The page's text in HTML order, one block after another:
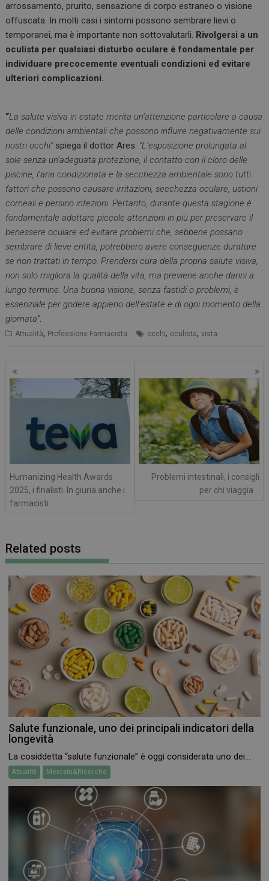
arrossamento, prurito, sensazione di corpo estraneo o visione
offuscata. In molti casi i sintomi possono sembrare lievi o
temporanei, ma è importante non sottovalutarli. Rivolgersi a un
oculista per qualsiasi disturbo oculare è fondamentale per
individuare precocemente eventuali condizioni ed evitare
ulteriori complicazioni.
“La salute visiva in estate merita un’attenzione particolare a causa
delle condizioni ambientali che possono influire negativamente sui
nostri occhi” spiega il dottor Ares. “L’esposizione prolungata al
sole senza un’adeguata protezione, il contatto con il cloro delle
piscine, l’aria condizionata e la secchezza ambientale sono tutti
fattori che possono causare irritazioni, secchezza oculare, ustioni
corneali e persino infezioni. Pertanto, durante questa stagione è
fondamentale adottare piccole attenzioni in più per preservare il
benessere oculare ed evitare problemi che, sebbene possano
sembrare di lieve entità, potrebbero avere conseguenze durature
se non trattati in tempo. Prendersi cura della propria salute visiva,
non solo migliora la qualità della vita, ma previene anche danni a
lungo termine. Una buona visione, senza fastidi o problemi, è
essenziale per godere appieno dell’estate e di ogni momento della
giornata”.
Attualità, Professione Farmacista occhi, oculista,vista
Navigazione
articoli
Humanizing Health Awards
2025, i finalisti. In giuria anche i
farmacisti
Problemi intestinali, i consigli
per chi viaggia
Related posts
Salute funzionale, uno dei principali indicatori della
longevità
La cosiddetta “salute funzionale” è oggi considerata uno dei...
Attualità Mercato&Ricerche
Necessari Marketing Non classificati
I cookie necessari contribuiscono a rendere fruibile il
protette del sito. Il sito web non è in grado di
funzionare correttamente senza questi cookie.
NOME
/
DOMINIO
SCADENZA
PHPSESSID
.www.farmamese.it
Sessione
.farmamese.it
1 anno 1
mese
_ga
.farmamese.it
1 anno 1
mese
CookieScriptConsent
CookieScript
www.farmamese.it